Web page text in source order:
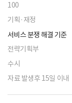
100
기획·재정
서비스 분쟁 해결 기준
전략기획부
수시
자료 발생후 15일 이내